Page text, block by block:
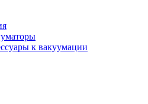
к вакуумации